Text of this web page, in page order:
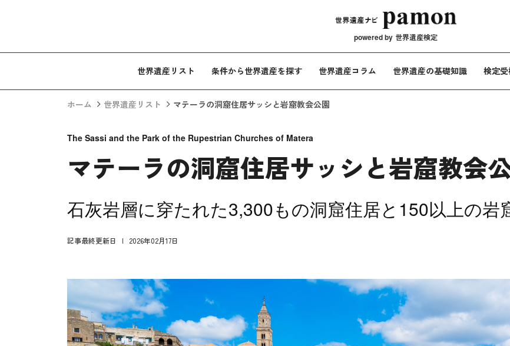
メインナビ
powered by 世界遺産検定
世界遺産リスト 条件から世界遺産を探す 世界遺産コラム 世界遺産の基礎知識 検定
ホーム 世界遺産リスト マテーラの洞窟住居サッシと岩窟教会公園
The Sassi and the Park of the Rupestrian Churches of Matera
マテーラの洞窟住居サッシと岩窟教会
石灰岩層に穿たれた3,300もの洞窟住居と150以上の岩
記事最終更新日 2026年02月17日